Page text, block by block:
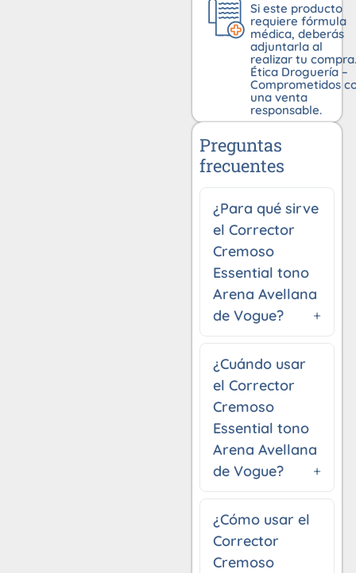
Si este producto
requiere fórmula
médica, deberás
adjuntarla al
realizar tu compra.
Ética Droguería –
Comprometidos
una venta
responsable.
Preguntas
frecuentes
¿Para qué sirve
el Corrector
Cremoso
Essential tono
Arena Avellana
de Vogue?
¿Cuándo usar
el Corrector
Cremoso
Essential tono
Arena Avellana
de Vogue?
¿Cómo usar el
Corrector
Cremoso